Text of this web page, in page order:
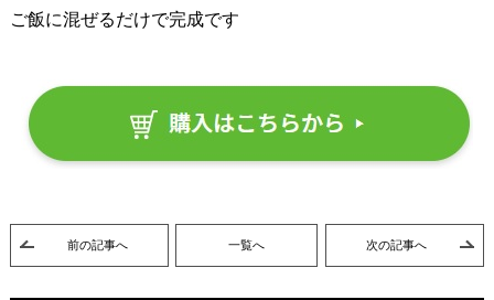
ご飯に混ぜるだけで完成です
前の記事へ 一覧へ 次の記事へ